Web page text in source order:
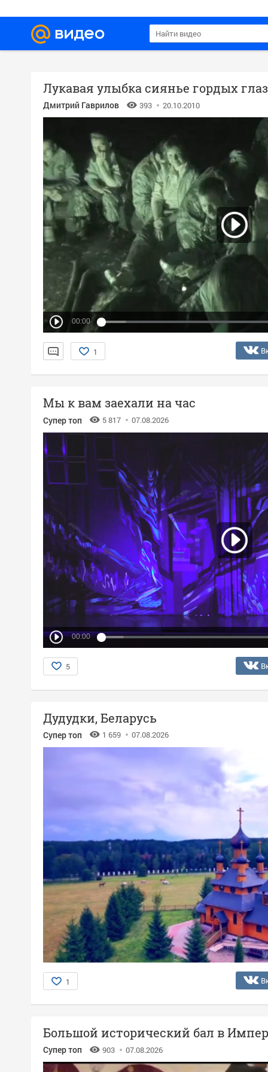
Лукавая улыбка сиянье гордых
Дмитрий Гаврилов 393 20.10.2010
00:00
1
Мы к вам заехали на час
Супер топ 5 817 07.08.2026
00:00
5
Дудудки, Беларусь
Супер топ 1 659 07.08.2026
1
Большой исторический бал в
Супер топ 903 07.08.2026